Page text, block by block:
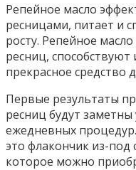
Репейное масло
ресницами, питает и
росту. Репейное
ресниц,
прекрасное средство
Первые результаты
ресниц будут
ежедневных
это флакончик из-под
которое можно